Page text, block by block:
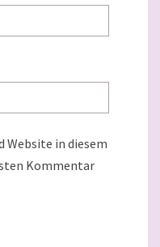
Website in diesem
Kommentar